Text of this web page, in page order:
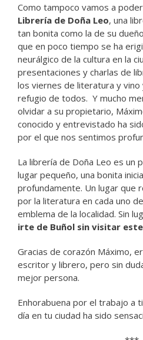
Como tampoco vamos a
Librería de Doña Leo, una
tan bonita como la de su
que en poco tiempo se ha
neurálgico de la cultura en la
presentaciones y charlas de
los viernes de literatura y
refugio de todos. Y mucho
olvidar a su propietario,
conocido y entrevistado ha
por el que nos sentimos
La librería de Doña Leo es un
lugar pequeño, una bonita
profundamente. Un lugar que
por la literatura en cada uno
emblema de la localidad. Sin
irte de Buñol sin visitar
Gracias de corazón Máximo,
escritor y librero, pero sin
mejor persona.
Enhorabuena por el trabajo a
día en tu ciudad ha sido